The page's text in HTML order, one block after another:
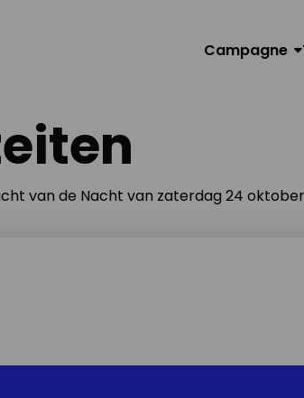
Campagne
van de Nacht van zaterdag 24